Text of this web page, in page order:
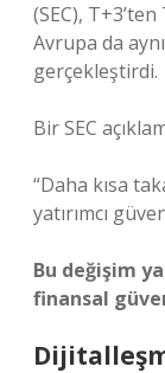
(SEC),
Avrupa da
gerçekleştirdi.
Bir SEC
“Daha kısa
yatırımcı
Bu değişim
finansal